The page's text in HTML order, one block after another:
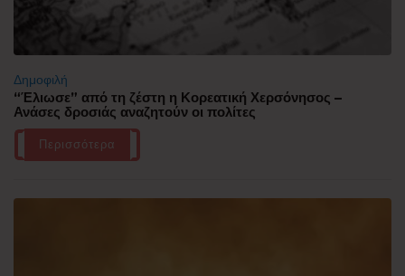
Δημοφιλή
“Έλιωσε” από τη ζέστη η Κορεατική Χερσόνησος –
Ανάσες δροσιάς αναζητούν οι πολίτες
Περισσότερα